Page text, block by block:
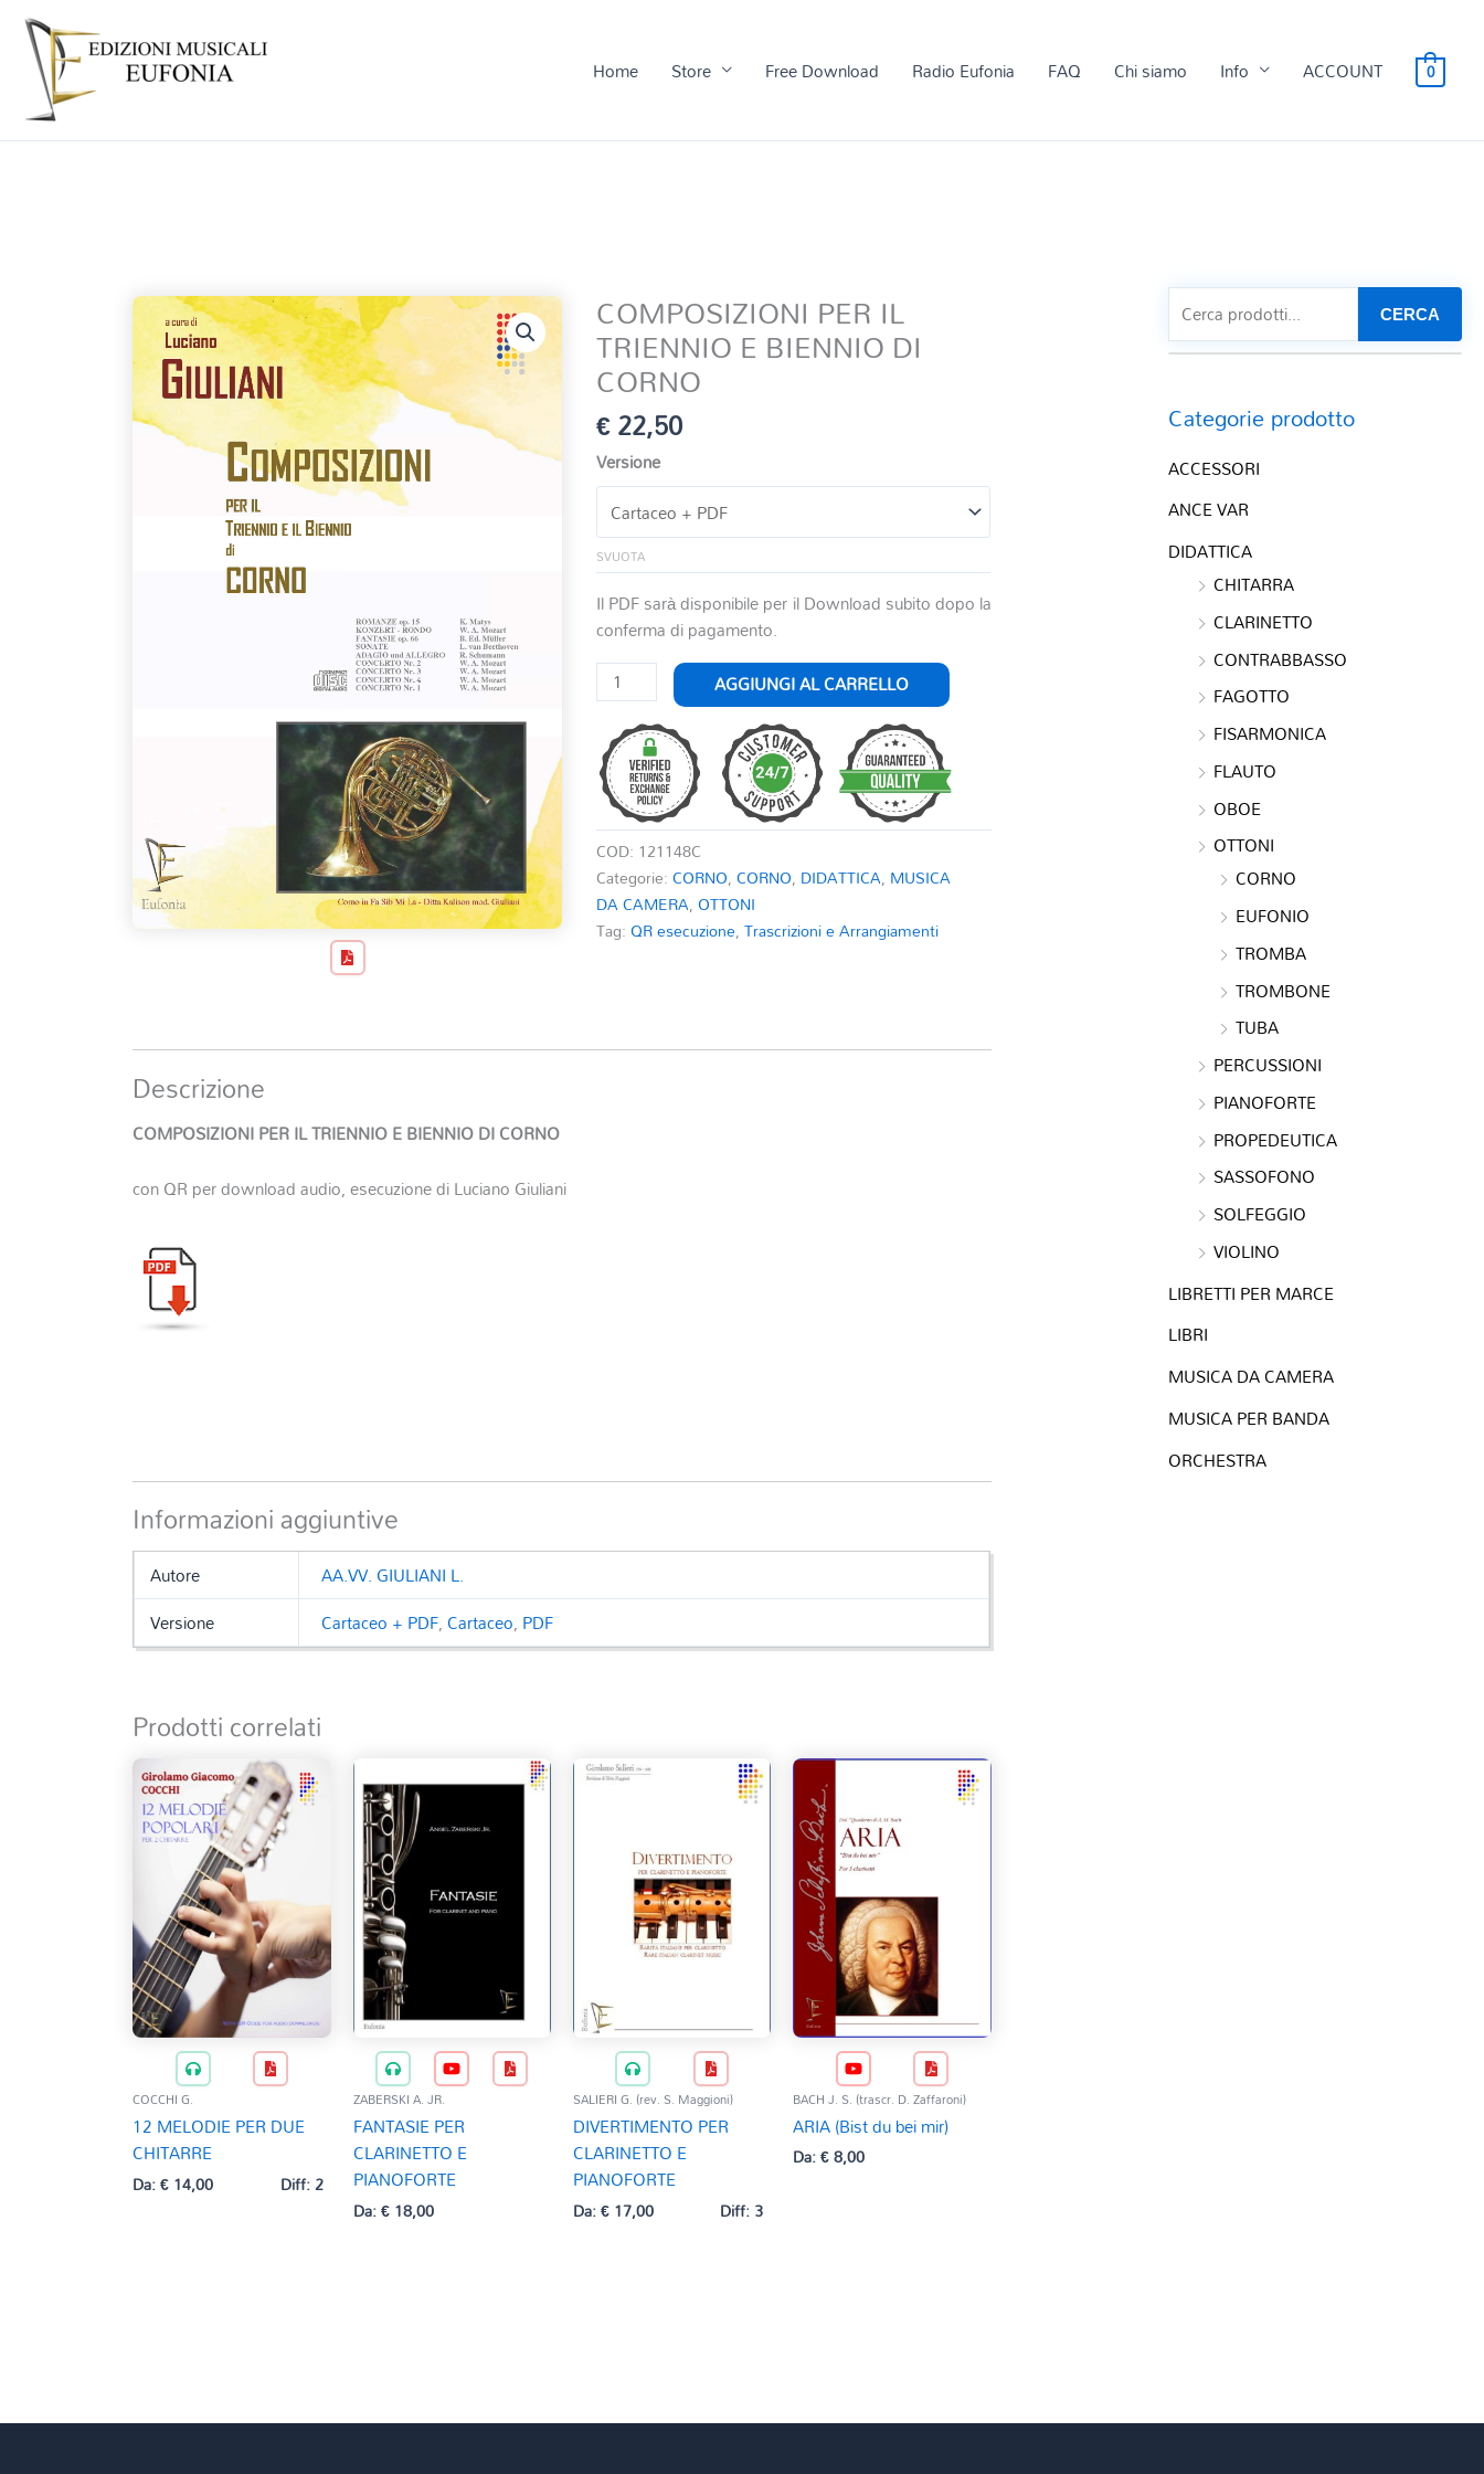
Home Store Free Download Radio Eufonia FAQ Chi siamo Info ACCOUNT 0
COMPOSIZIONI PER IL
TRIENNIO E BIENNIO DI
CORNO
€22,50
Versione
SVUOTA
Il PDF sarà disponibile per il Download subito dopo la
conferma di pagamento.
COMPOSIZIONI
PER
TRIENNIO
E
BIENNIO
DI
CORNO
quantità
AGGIUNGI AL CARRELLO
COD: 121148C
Categorie:CORNO,CORNO, DIDATTICA, MUSICA
DA CAMERA, OTTONI
Tag: QR esecuzione,Trascrizioni e Arrangiamenti
Descrizione
COMPOSIZIONI PER IL TRIENNIO E BIENNIO DI CORNO
con QR per download audio, esecuzione di Luciano Giuliani
Informazioni aggiuntive
Autore
AA.VV. GIULIANI L.
Versione
Cartaceo + PDF,Cartaceo, PDF
Prodotti correlati
COCCHI G.
12 MELODIE PER DUE
CHITARRE
Da:€14,00 Diff: 2
ZABERSKI A. JR.
FANTASIE PER
CLARINETTO E
PIANOFORTE
Da:€18,00
SALIERI G. (rev. S. Maggioni)
DIVERTIMENTO PER
CLARINETTO E
PIANOFORTE
Da:€17,00 Diff: 3
BACH J. S. (trascr. D. Zaffaroni)
ARIA (Bist du bei mir)
Da:€8,00
CERCA
Categorie prodotto
ACCESSORI
ANCE VAR
DIDATTICA
CHITARRA
CLARINETTO
CONTRABBASSO
FAGOTTO
FISARMONICA
FLAUTO
OBOE
OTTONI
CORNO
EUFONIO
TROMBA
TROMBONE
TUBA
PERCUSSIONI
PIANOFORTE
PROPEDEUTICA
SASSOFONO
SOLFEGGIO
VIOLINO
LIBRETTI PER MARCE
LIBRI
MUSICA DA CAMERA
MUSICA PER BANDA
ORCHESTRA